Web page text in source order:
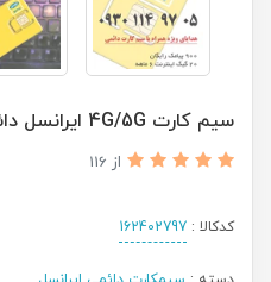
سیم کارت 4G/5G ایرانسل دائمی 09301149705
از 116
کدکالا : 162402797